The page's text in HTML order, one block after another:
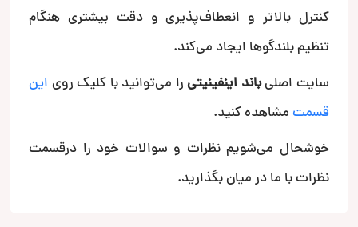
کنترل بالاتر و انعطاف‌پذیری و دقت بیشتری هنگام
تنظیم بلندگوها ایجاد می‌کند.
سایت اصلیباند اینفینیتیرا می‌توانید با کلیک روی این
قسمت مشاهده کنید.
خوشحال می‌شویم نظرات و سوالات خود را درقسمت
نظرات با ما در میان بگذارید.